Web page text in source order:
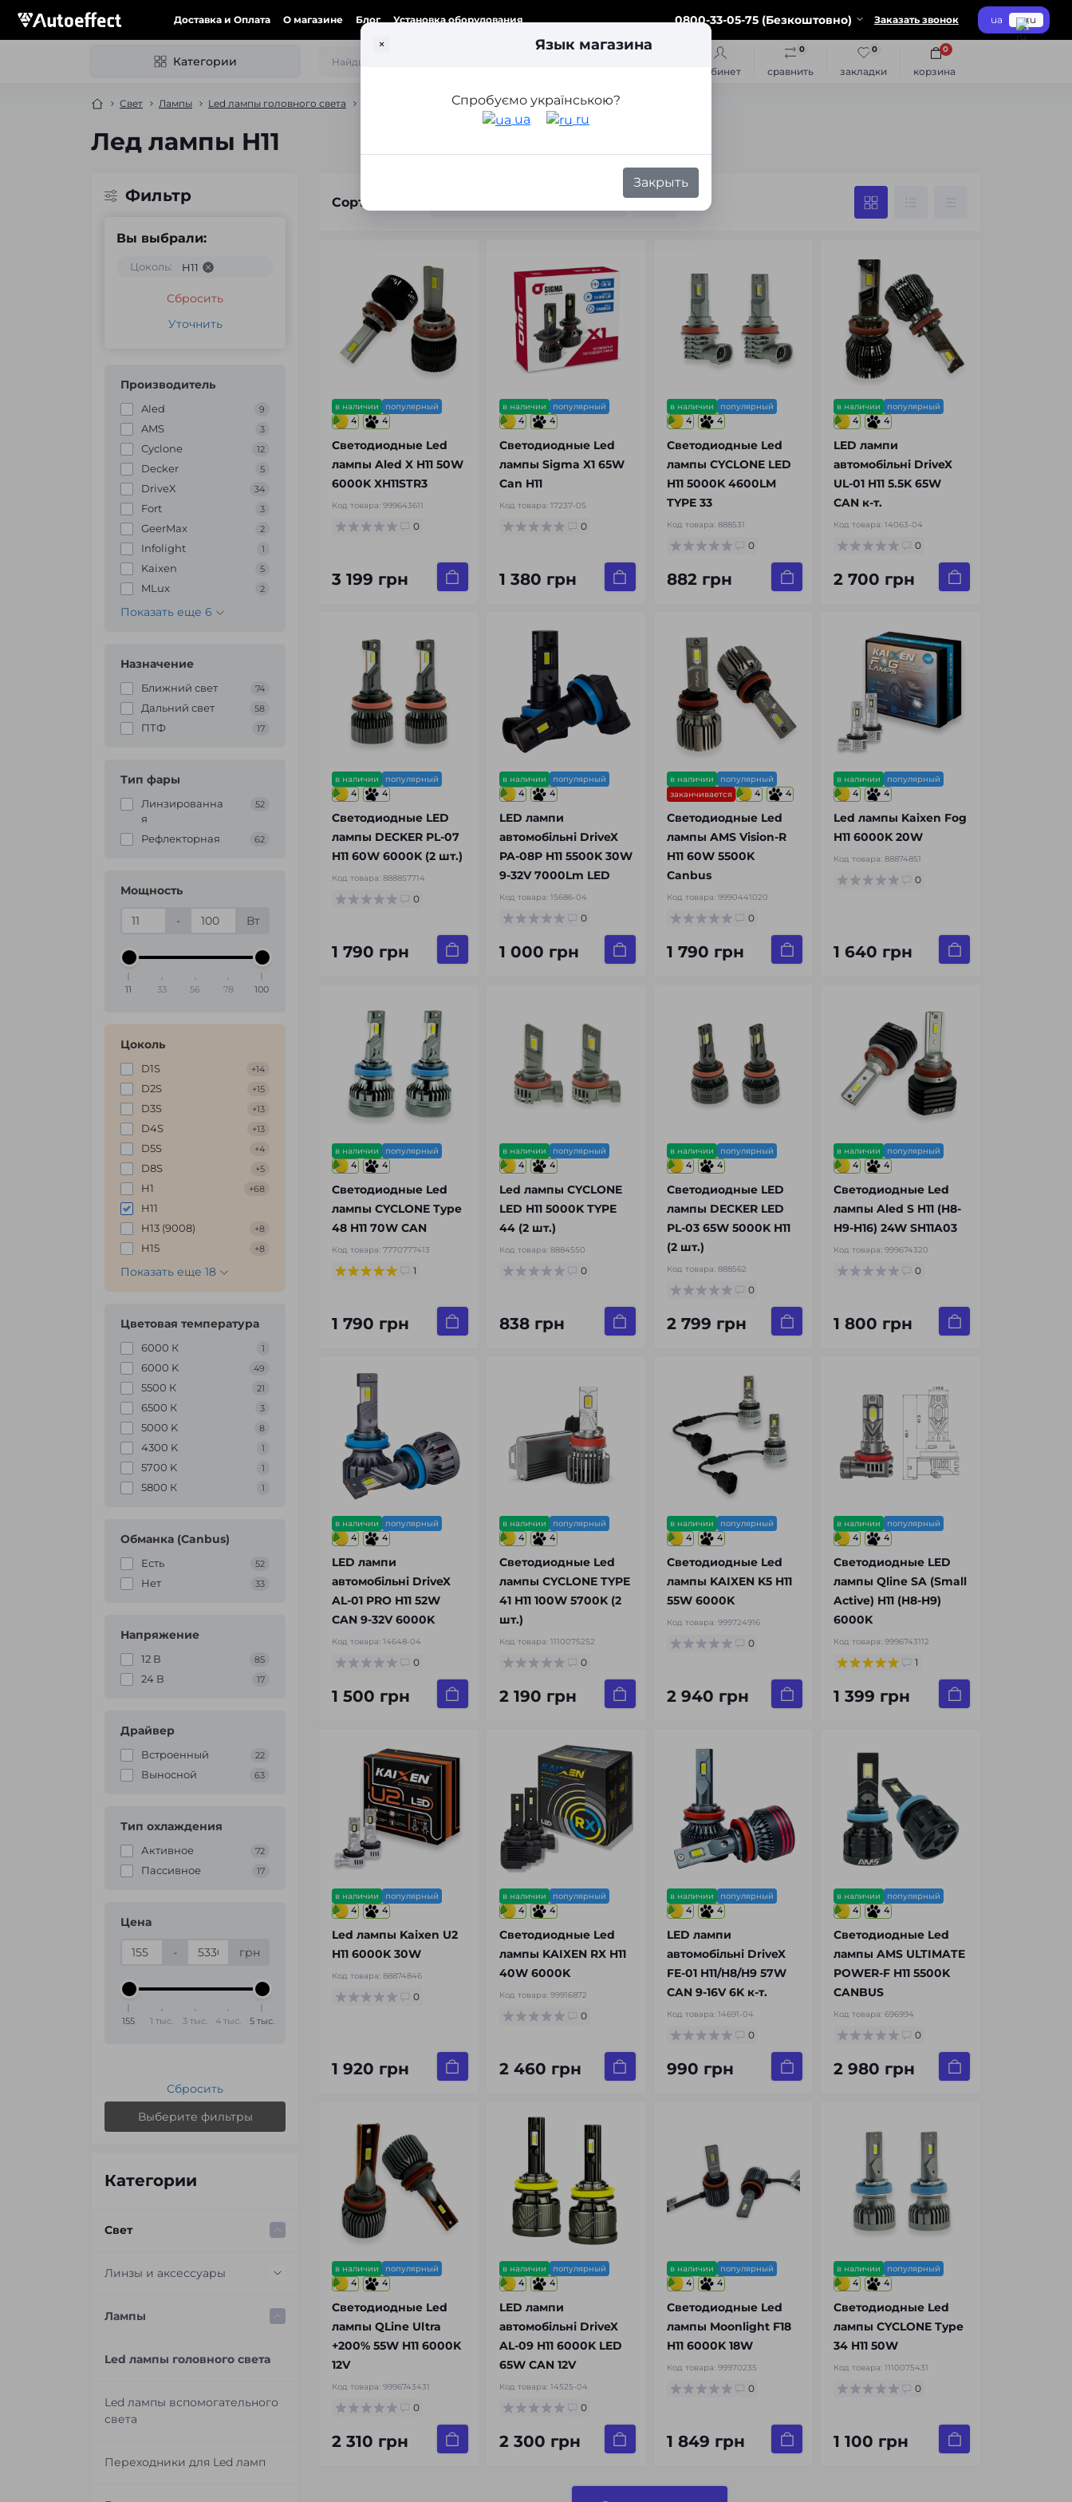
Доставка и Оплата О магазине Блог Установка оборудования 0800-33-05-75 (Безкоштовно) Заказать звонок ua ru
Категории
кабинет сравнить
0
закладки
0
корзина
0
Свет Лампы Led лампы головного света
Лед лампы H11
× Язык магазина
Спробуємо українською?
ua
ru
Закрыть
Фильтр
Вы выбрали:
Цоколь: H11
Сбросить
Уточнить
Производитель
Aled 9
AMS 3
Cyclone 12
Decker 5
DriveX 34
Fort 3
GeerMax 2
Infolight 1
Kaixen 5
MLux 2
Показать еще 6
Назначение
Ближний свет 74
Дальний свет 58
ПТФ 17
Тип фары
Линзированна
я
52
Рефлекторная 62
Мощность
- Вт
11 33 56 78 100
Цоколь
D1S +14
D2S +15
D3S +13
D4S +13
D5S +4
D8S +5
H1 +68
H11
H13 (9008)
+8
H15 +8
Показать еще 18
Цветовая температура
6000 К 1
6000 K 49
5500 К 21
6500 К 3
5000 K 8
4300 K 1
5700 K 1
5800 К 1
Обманка (Canbus)
Есть 52
Нет 33
Напряжение
12 В 85
24 В 17
Драйвер
Встроенный 22
Выносной 63
Тип охлаждения
Активное 72
Пассивное 17
Цена
- грн
155 1 тыс. 3 тыс. 4 тыс. 5 тыс.
Сбросить
Выберите фильтры
Категории
Свет
Линзы и аксессуары
Светодиодные Bi-Led линзы
Ксеноновые линзы
Переходные рамки для
замены линз
Маски для линз
Лампы
Led лампы головного света
Led лампы вспомогательного
света
Переходники для Led ламп
Сортировка:
в наличии популярный
4 4
Светодиодные Led
лампы Aled X H11 50W
6000K XH11STR3
Код товара: 999643611
0
3 199 грн
в наличии популярный
4 4
Светодиодные Led
лампы Sigma X1 65W
Can H11
Код товара: 17237-05
0
1 380 грн
в наличии популярный
4 4
Светодиодные Led
лампы CYCLONE LED
H11 5000K 4600LM
TYPE 33
Код товара: 888531
0
882 грн
в наличии популярный
4 4
LED лампи
автомобільні DriveX
UL-01 H11 5.5K 65W
CAN к-т.
Код товара:14063-04
0
2 700 грн
в наличии популярный
4 4
Светодиодные LED
лампы DECKER PL-07
H11 60W 6000K (2 шт.)
Код товара: 888857714
0
1 790 грн
в наличии популярный
4 4
LED лампи
автомобільні DriveX
PA-08P H11 5500K 30W
9-32V 7000Lm LED
Код товара: 15686-04
0
1 000 грн
в наличии
популярный
заканчивается
4 4
Светодиодные Led
лампы AMS Vision-R
H11 60W 5500K
Canbus
Код товара: 9990441020
0
1 790 грн
в наличии популярный
4 4
Led лампы Kaixen Fog
H11 6000K 20W
Код товара:88874851
0
1 640 грн
в наличии популярный
4 4
Светодиодные Led
лампы CYCLONE Type
48 H11 70W CAN
Код товара: 7770777413
1
1 790 грн
в наличии популярный
4 4
Led лампы CYCLONE
LED H11 5000K TYPE
44 (2 шт.)
Код товара: 8884550
0
838 грн
в наличии популярный
4 4
Светодиодные LED
лампы DECKER LED
PL-03 65W 5000K H11
(2 шт.)
Код товара: 888562
0
2 799 грн
в наличии популярный
4 4
Светодиодные Led
лампы Aled S H11 (H8-
H9-H16) 24W SH11A03
Код товара:999674320
0
1 800 грн
в наличии популярный
4 4
LED лампи
автомобільні DriveX
AL-01 PRO H11 52W
CAN 9-32V 6000K
Код товара: 14648-04
0
1 500 грн
в наличии популярный
4 4
Светодиодные Led
лампы CYCLONE TYPE
41 H11 100W 5700K (2
шт.)
Код товара: 1110075252
0
2 190 грн
в наличии популярный
4 4
Светодиодные Led
лампы KAIXEN K5 H11
55W 6000K
Код товара: 999724916
0
2 940 грн
в наличии популярный
4 4
Светодиодные LED
лампы Qline SA (Small
Active) H11 (H8-H9)
6000K
Код товара:9996743112
1
1 399 грн
в наличии популярный
4 4
Led лампы Kaixen U2
H11 6000K 30W
Код товара: 88874846
0
1 920 грн
в наличии популярный
4 4
Светодиодные Led
лампы KAIXEN RX H11
40W 6000K
Код товара: 99916872
0
2 460 грн
в наличии популярный
4 4
LED лампи
автомобільні DriveX
FE-01 H11/H8/H9 57W
CAN 9-16V 6K к-т.
Код товара: 14691-04
0
990 грн
в наличии популярный
4 4
Светодиодные Led
лампы AMS ULTIMATE
POWER-F H11 5500K
CANBUS
Код товара:696994
0
2 980 грн
в наличии популярный
4 4
Светодиодные Led
лампы QLine Ultra
+200% 55W H11 6000K
12V
Код товара: 9996743431
0
2 310 грн
в наличии популярный
4 4
LED лампи
автомобільні DriveX
AL-09 H11 6000K LED
65W CAN 12V
Код товара: 14525-04
0
2 300 грн
в наличии популярный
4 4
Светодиодные Led
лампы Moonlight F18
H11 6000K 18W
Код товара: 99970235
0
1 849 грн
в наличии популярный
4 4
Светодиодные Led
лампы CYCLONE Type
34 H11 50W
Код товара:1110075431
0
1 100 грн